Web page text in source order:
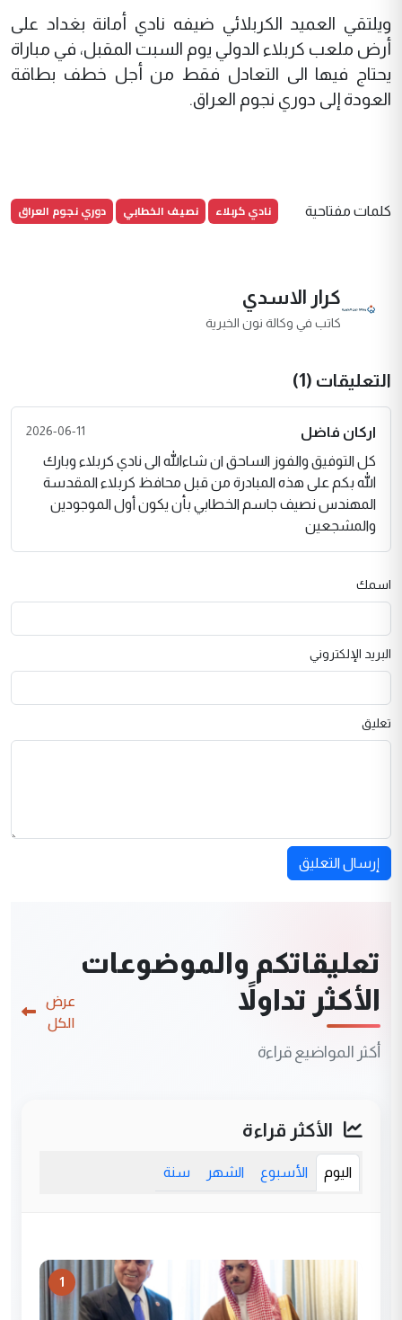
ويلتقي العميد الكربلائي ضيفه نادي أمانة بغداد على
أرض ملعب كربلاء الدولي يوم السبت المقبل، في مباراة
يحتاج فيها الى التعادل فقط من أجل خطف بطاقة
العودة إلى دوري نجوم العراق.
كلمات مفتاحية نادي كربلاء نصيف الخطابي دوري نجوم العراق
كرار الاسدي
كاتب في وكالة نون الخبرية
التعليقات (1)
اركان فاضل 2026-06-11
كل التوفيق والفوز الساحق ان شاءالله الى نادي كربلاء وبارك
الله بكم على هذه المبادرة من قبل محافظ كربلاء المقدسة
المهندس نصيف جاسم الخطابي بأن يكون أول الموجودين
والمشجعين
اسمك
البريد الإلكتروني
تعليق
إرسال التعليق
تعليقاتكم والموضوعات
الأكثر تداولاً
أكثر المواضيع قراءة
عرض
الكل
الأكثر قراءة
اليوم الأسبوع الشهر سنة
1